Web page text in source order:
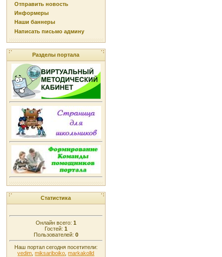
Отправить новость
Информеры
Наши баннеры
Написать письмо админу
Разделы портала
Статистика
Онлайн всего: 1
Гостей: 1
Пользователей: 0
Наш портал сегодня посетители:
vedim ,miksariboiko ,markakolld